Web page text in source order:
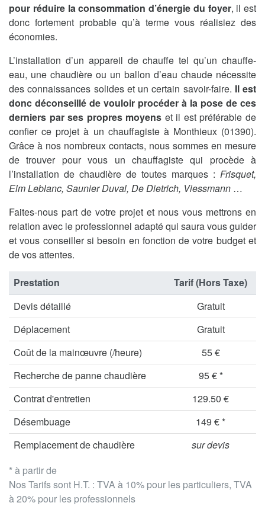
pour réduire la consommation d’énergie du foyer, il est
donc fortement probable qu’à terme vous réalisiez des
économies.
L’installation d’un appareil de chauffe tel qu’un chauffe-
eau, une chaudière ou un ballon d’eau chaude nécessite
des connaissances solides et un certain savoir-faire. Il est
donc déconseillé de vouloir procéder à la pose de ces
derniers par ses propres moyens et il est préférable de
confier ce projet à un chauffagiste à Monthieux (01390).
Grâce à nos nombreux contacts, nous sommes en mesure
de trouver pour vous un chauffagiste qui procède à
l’installation de chaudière de toutes marques : Frisquet,
Elm Leblanc, Saunier Duval, De Dietrich, Viessmann …
Faites-nous part de votre projet et nous vous mettrons en
relation avec le professionnel adapté qui saura vous guider
et vous conseiller si besoin en fonction de votre budget et
de vos attentes.
* à partir de
Nos Tarifs sont H.T. : TVA à 10% pour les particuliers, TVA
à 20% pour les professionnels
Prestation
Tarif (Hors Taxe)
Devis détaillé
Gratuit
Déplacement
Gratuit
Coût de la mainœuvre (/heure)
55 €
Recherche de panne chaudière
95 € *
Contrat d'entretien
129.50 €
Désembuage
149 € *
Remplacement de chaudière
sur devis